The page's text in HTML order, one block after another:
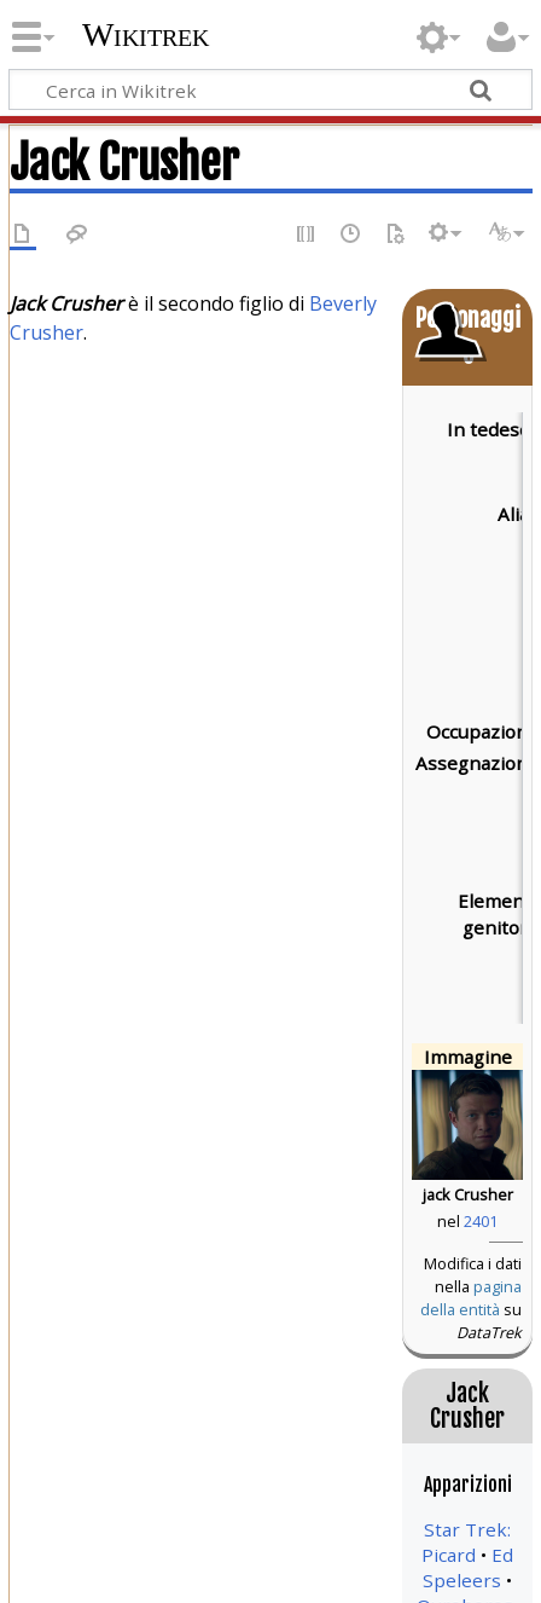
Wikitrek
Jack Crusher
Personaggi
o
In
Immagine
jack Crusher
nel 2401
Modifica i dati
nella pagina
della entità su
DataTrek
Jack
Crusher
Apparizioni
Star Trek:
Picard
Ed
Speleers
Jack Crusherè il secondo figlio di Beverly
Crusher.